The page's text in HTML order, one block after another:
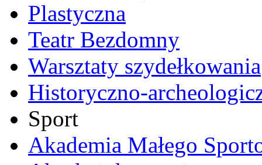
Plastyczna
Teatr Bezdomny
Warsztaty szydełkowania
Historyczno-
Sport
Akademia Małego